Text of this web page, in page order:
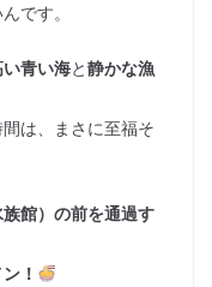
です。
青い海と静かな漁
は、まさに至福そ
館）の前を通過す
！